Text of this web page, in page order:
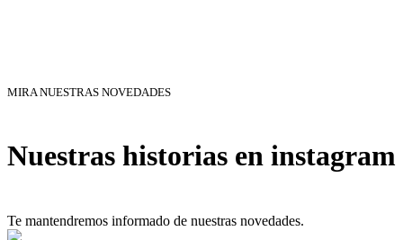
MIRA NUESTRAS NOVEDADES
Nuestras historias en instagram
Te mantendremos informado de nuestras novedades.